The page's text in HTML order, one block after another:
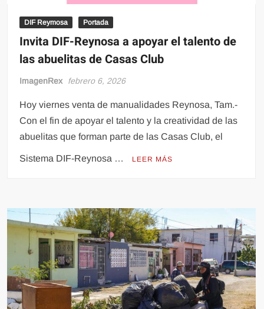
DIF Reymosa Portada
Invita DIF-Reynosa a apoyar el talento de
las abuelitas de Casas Club
ImagenRex febrero 6, 2026
Hoy viernes venta de manualidades Reynosa, Tam.-
Con el fin de apoyar el talento y la creatividad de las
abuelitas que forman parte de las Casas Club, el
Sistema DIF-Reynosa … LEER MÁS